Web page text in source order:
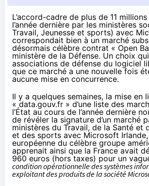
L’accord-cadre de plus de 11 millions
l’année dernière par les ministères
Travail, Jeunesse et sports) avec
correspondait bien à un marché
désormais célèbre contrat « Open
ministère de la Défense. Un choix
associations de défense du logiciel
que ce marché a une nouvelle fois
aucune mise en concurrence.
Il y a quelques semaines, la mise en
« data.gouv.fr » d’une liste des
l’État au cours de l’année dernière
de révéler la signature d’un marché
ministères du Travail, de la Santé et
et des sports avec Microsoft
européenne du célèbre groupe
apprenait ainsi que la France avait
960 euros (hors taxes) pour un
condition opérationnelle des systèmes
exploitant des produits de la société